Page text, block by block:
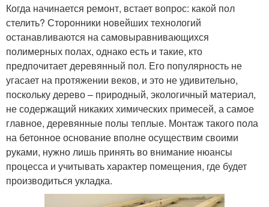
Когда начинается ремонт, встает вопрос: какой пол
стелить? Сторонники новейших технологий
останавливаются на самовыравнивающихся
полимерных полах, однако есть и такие, кто
предпочитает деревянный пол. Его популярность не
угасает на протяжении веков, и это не удивительно,
поскольку дерево – природный, экологичный материал,
не содержащий никаких химических примесей, а самое
главное, деревянные полы теплые. Монтаж такого пола
на бетонное основание вполне осуществим своими
руками, нужно лишь принять во внимание нюансы
процесса и учитывать характер помещения, где будет
производиться укладка.